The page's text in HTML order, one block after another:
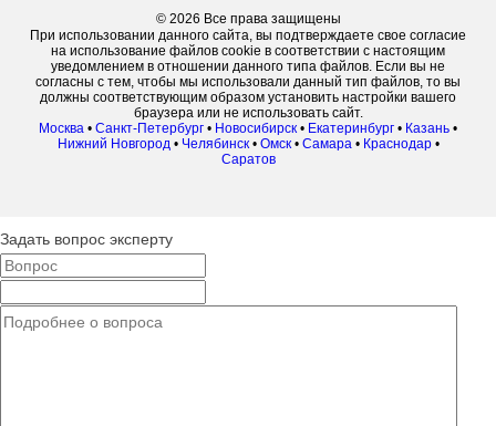
© 2026 Все права защищены
При использовании данного сайта, вы подтверждаете свое согласие
на использование файлов cookie в соответствии с настоящим
уведомлением в отношении данного типа файлов. Если вы не
согласны с тем, чтобы мы использовали данный тип файлов, то вы
должны соответствующим образом установить настройки вашего
браузера или не использовать сайт.
Москва • Санкт-Петербург • Новосибирск • Екатеринбург • Казань •
Нижний Новгород• Челябинск• Омск• Самара• Краснодар•
Саратов
Задать вопрос эксперту